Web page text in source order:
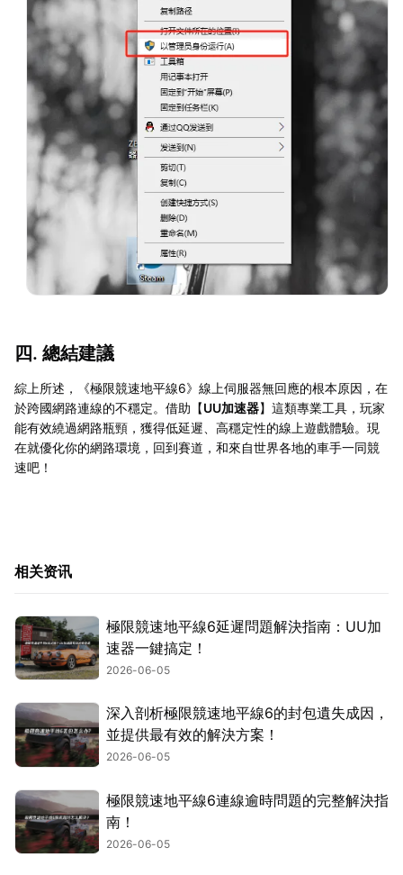
四. 總結建議
綜上所述，《極限競速地平線6》線上伺服器無回應的根本原因，在
於跨國網路連線的不穩定。借助【UU加速器】這類專業工具，玩家
能有效繞過網路瓶頸，獲得低延遲、高穩定性的線上遊戲體驗。現
在就優化你的網路環境，回到賽道，和來自世界各地的車手一同競
速吧！
相关资讯
極限競速地平線6延遲問題解決指南：UU加
速器一鍵搞定！
2026-06-05
深入剖析極限競速地平線6的封包遺失成因，
並提供最有效的解決方案！
2026-06-05
極限競速地平線6連線逾時問題的完整解決指
南！
2026-06-05